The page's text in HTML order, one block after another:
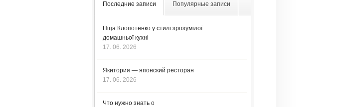
Последние записи Популярные записи
Піца Клопотенко у стилі зрозумілої
домашньої кухні
17. 06. 2026
Якитория — японский ресторан
17. 06. 2026
Что нужно знать о